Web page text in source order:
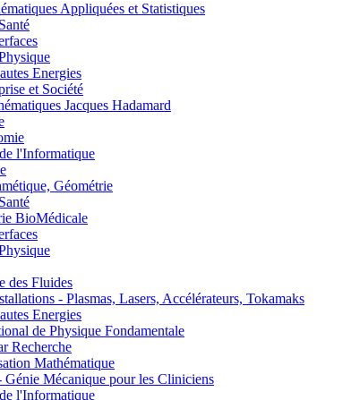
Appliquées et Statistiques
Energies
et Société
Jacques Hadamard
l'Informatique
Géométrie
BioMédicale
des Fluides
- Plasmas, Lasers, Accélérateurs, Tokamaks
Energies
de Physique Fondamentale
Recherche
Mathématique
Mécanique pour les Cliniciens
l'Informatique